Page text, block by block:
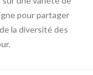
pour partager
la diversité des